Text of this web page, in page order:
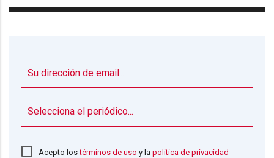
Acepto lostérminos de uso y lapolítica de privacidad